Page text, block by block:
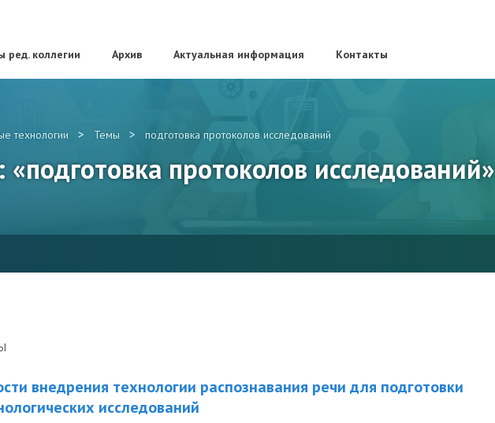
ред. коллегии Архив Актуальная информация Контакты
технологии > Темы > подготовка протоколов исследований
«подготовка протоколов исследований»
внедрения технологии распознавания речи для подготовки
исследований